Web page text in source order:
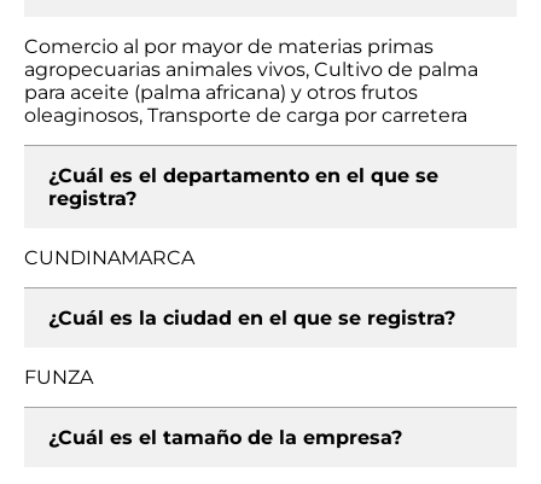
Comercio al por mayor de materias primas
agropecuarias animales vivos, Cultivo de palma
para aceite (palma africana) y otros frutos
oleaginosos, Transporte de carga por carretera
¿Cuál es el departamento en el que se
registra?
CUNDINAMARCA
¿Cuál es la ciudad en el que se registra?
FUNZA
¿Cuál es el tamaño de la empresa?